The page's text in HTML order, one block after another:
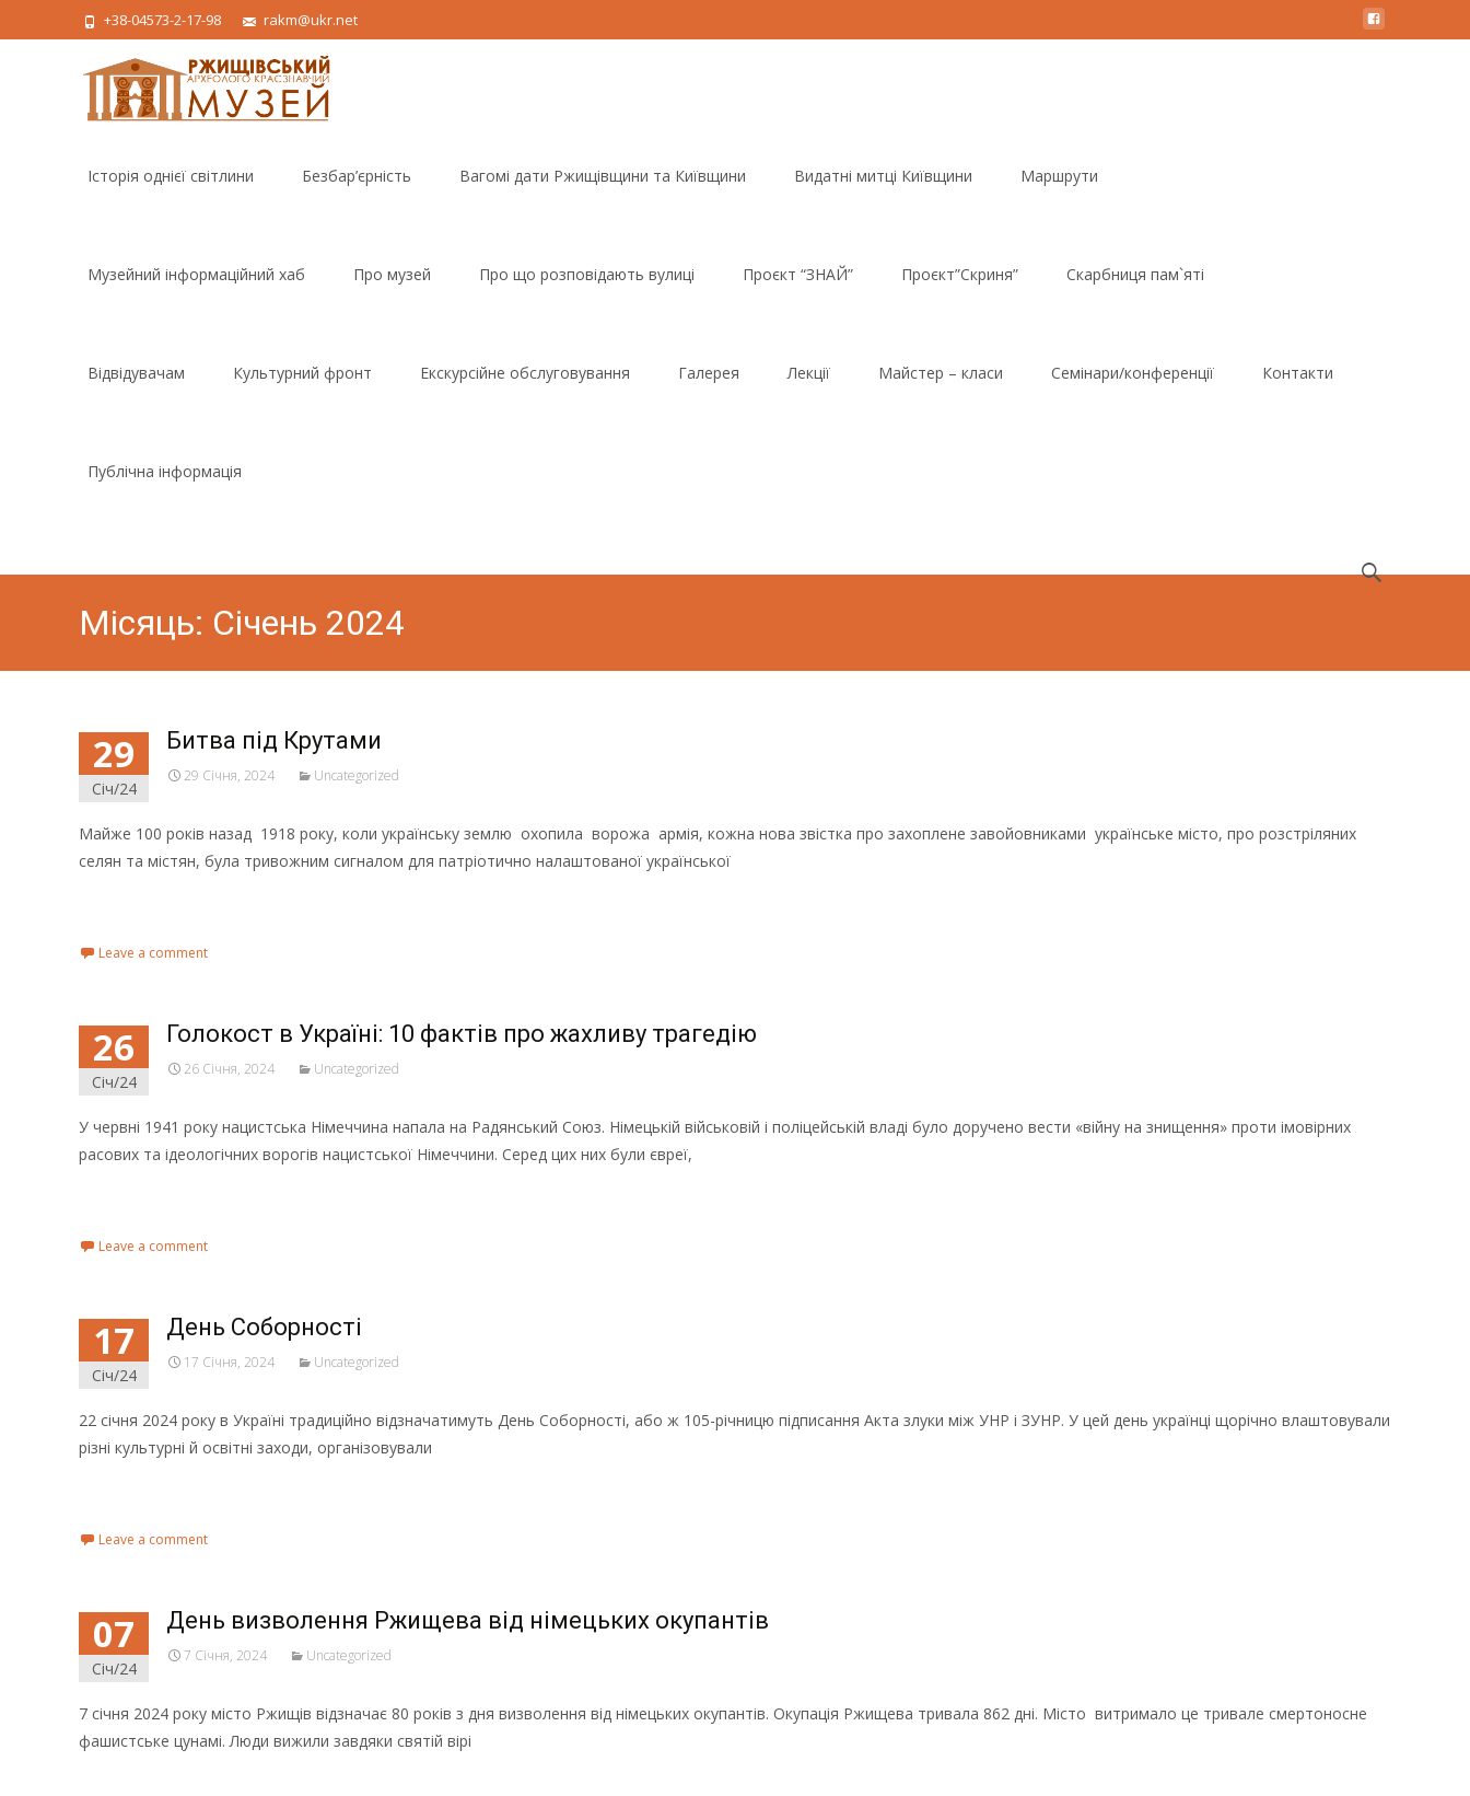
+38-04573-2-17-98 rakm@ukr.net
Історія однієї світлини Безбар’єрність Вагомі дати Ржищівщини та Київщини Видатні митці Київщини Маршрути
Музейний інформаційний хаб Про музей Про що розповідають вулиці Проєкт “ЗНАЙ” Проєкт”Скриня” Скарбниця пам`яті
Відвідувачам Культурний фронт Екскурсійне обслуговування Галерея Лекції Майстер – класи Семінари/конференції Контакти
Публічна інформація
Search
Місяць: Січень 2024
29
Січ/24
Битва під Крутами
29 Січня, 2024 Uncategorized
Майже 100 років назад 1918 року, коли українську землю охопила ворожа армія, кожна нова звістка про захоплене завойовниками українське місто, про розстріляних
селян та містян, була тривожним сигналом для патріотично налаштованої української
Leave a comment
26
Січ/24
Голокост в Україні: 10 фактів про жахливу трагедію
26 Січня, 2024 Uncategorized
У червні 1941 року нацистська Німеччина напала на Радянський Союз. Німецькій військовій і поліцейській владі було доручено вести «війну на знищення» проти імовірних
расових та ідеологічних ворогів нацистської Німеччини. Серед цих них були євреї,
Leave a comment
17
Січ/24
День Соборності
17 Січня, 2024 Uncategorized
22 січня 2024 року в Україні традиційно відзначатимуть День Соборності, або ж 105-річницю підписання Акта злуки між УНР і ЗУНР. У цей день українці щорічно влаштовували
різні культурні й освітні заходи, організовували
Leave a comment
07
Січ/24
День визволення Ржищева від німецьких окупантів
7 Січня, 2024 Uncategorized
7 січня 2024 року місто Ржищів відзначає 80 років з дня визволення від німецьких окупантів. Окупація Ржищева тривала 862 дні. Місто витримало це тривале смертоносне
фашистське цунамі. Люди вижили завдяки святій вірі